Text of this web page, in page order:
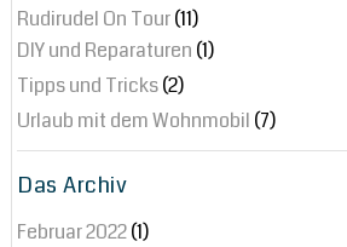
Rudirudel On Tour(11)
DIY und Reparaturen (1)
Tipps und Tricks(2)
Urlaub mit dem Wohnmobil (7)
Das Archiv
Februar 2022(1)